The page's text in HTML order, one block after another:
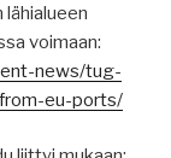
voimaan:
news/tug-
eu-ports/